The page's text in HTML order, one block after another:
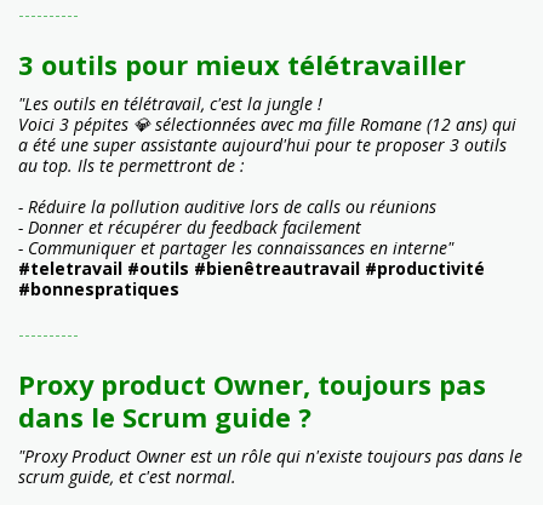
----------
3 outils pour mieux télétravailler
"Les outils en télétravail, c'est la jungle !
Voici 3 pépites 💎 sélectionnées avec ma fille Romane (12 ans) qui
a été une super assistante aujourd'hui pour te proposer 3 outils
au top. Ils te permettront de :
- Réduire la pollution auditive lors de calls ou réunions
- Donner et récupérer du feedback facilement
- Communiquer et partager les connaissances en interne"
#teletravail #outils #bienêtreautravail #productivité
#bonnespratiques
----------
Proxy product Owner, toujours pas
dans le Scrum guide ?
"Proxy Product Owner est un rôle qui n'existe toujours pas dans le
scrum guide, et c'est normal.